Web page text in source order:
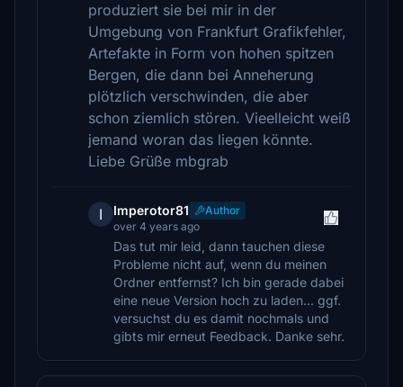
produziert sie bei mir in der
Umgebung von Frankfurt Grafikfehler,
Artefakte in Form von hohen spitzen
Bergen, die dann bei Anneherung
plötzlich verschwinden, die aber
schon ziemlich stören. Vieelleicht weiß
jemand woran das liegen könnte.
Liebe Grüße mbgrab
I Imperotor81
Author
over 4 years ago
Das tut mir leid, dann tauchen diese
Probleme nicht auf, wenn du meinen
Ordner entfernst? Ich bin gerade dabei
eine neue Version hoch zu laden... ggf.
versuchst du es damit nochmals und
gibts mir erneut Feedback. Danke sehr.